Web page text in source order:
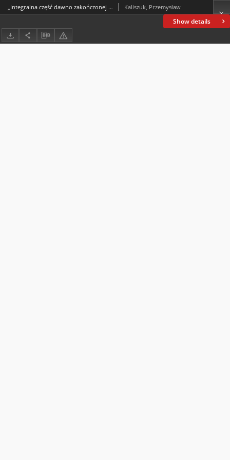
Show details
„Integralna część dawno zakończonej wspinaczki”. Krótkie prozy współczesnych polskich alpinistów Kaliszuk, Przemysław